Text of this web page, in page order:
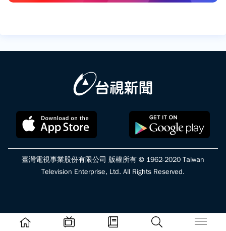
臺灣電視事業股份有限公司 版權所有 © 1962-2020 Taiwan
Television Enterprise, Ltd. All Rights Reserved.